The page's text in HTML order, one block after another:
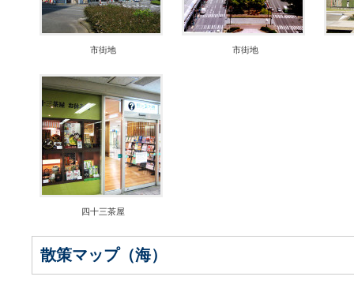
市街地 市街地
四十三茶屋
散策マップ（海）